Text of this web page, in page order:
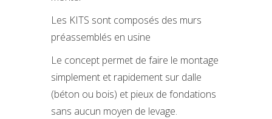
Les KITS sont composés des murs
préassemblés en usine
Le concept permet de faire le montage
simplement et rapidement sur dalle
(béton ou bois) et pieux de fondations
sans aucun moyen de levage.